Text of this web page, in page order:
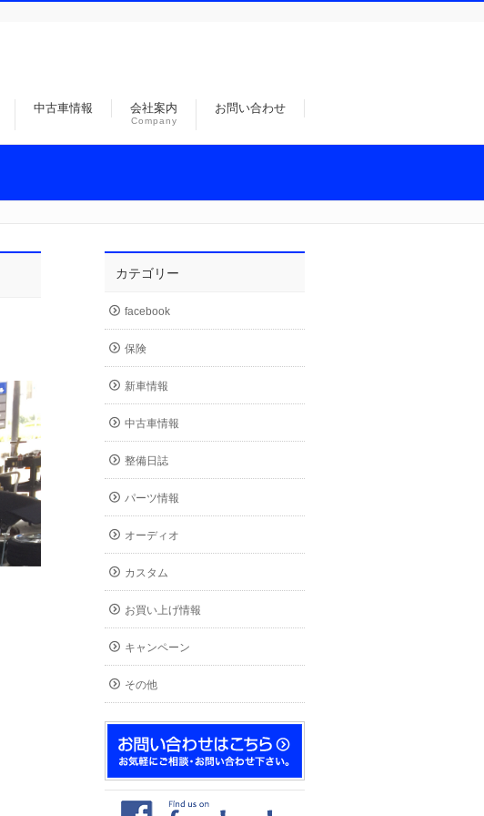
中古車情報 会社案内
Company
お問い合わせ
カテゴリー
facebook
保険
新車情報
中古車情報
整備日誌
パーツ情報
オーディオ
カスタム
お買い上げ情報
キャンペーン
その他